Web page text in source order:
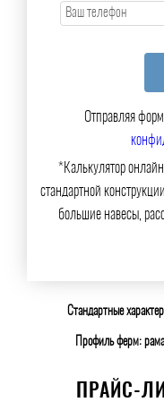
Отправляя
*Калькулятор
стандартной
большие навесы,
Стандартные
Профиль ферм:
ПРАЙС-